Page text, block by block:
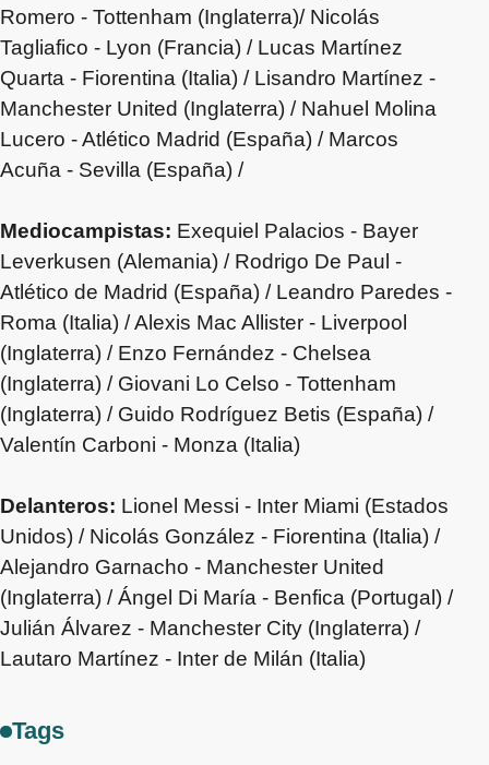
Romero - Tottenham (Inglaterra)/ Nicolás
Tagliafico - Lyon (Francia) / Lucas Martínez
Quarta - Fiorentina (Italia) / Lisandro Martínez -
Manchester United (Inglaterra) / Nahuel Molina
Lucero - Atlético Madrid (España) / Marcos
Acuña - Sevilla (España) /
Mediocampistas: Exequiel Palacios - Bayer
Leverkusen (Alemania) / Rodrigo De Paul -
Atlético de Madrid (España) / Leandro Paredes -
Roma (Italia) / Alexis Mac Allister - Liverpool
(Inglaterra) / Enzo Fernández - Chelsea
(Inglaterra) / Giovani Lo Celso - Tottenham
(Inglaterra) / Guido Rodríguez Betis (España) /
Valentín Carboni - Monza (Italia)
Delanteros: Lionel Messi - Inter Miami (Estados
Unidos) / Nicolás González - Fiorentina (Italia) /
Alejandro Garnacho - Manchester United
(Inglaterra) / Ángel Di María - Benfica (Portugal) /
Julián Álvarez - Manchester City (Inglaterra) /
Lautaro Martínez - Inter de Milán (Italia)
Tags